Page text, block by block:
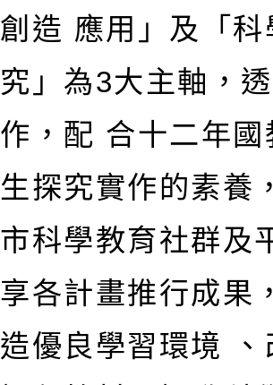
創造 應用」及「
究」為3大主軸，
作，配 合十二年
生探究實作的素養
市科學教育社群及
享各計畫推行成果
造優良學習環境